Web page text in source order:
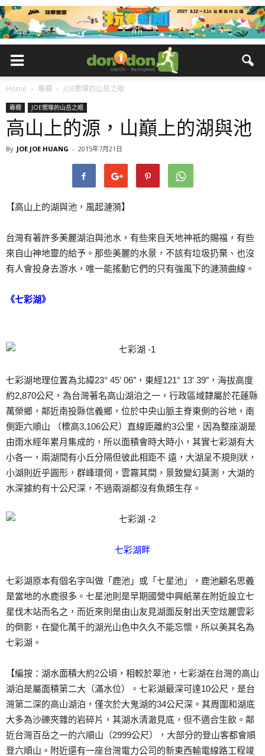
Home 專欄 JOE嚮導的山岳之眼
專欄 JOE嚮導的山岳之眼
高山上的源，山巔上的湖與池
By JOE JOE HUANG - 2015年7月21日
【高山上的湖與池，風起漣漪】
台灣有著許多美麗湖泊與池水，有些來自天地神祇的賜福，有些
來自山神地靈的給予。那些美麗的水景，不該有垃圾扔棄、也沒
有人會投身去游水，唯一能搖動它們的只有強風下的漣漪曲線。
《七彩湖》
七彩湖地理位置為北緯23° 45′ 06″，東經121° 13′ 39″，海拔高度
約2,870公尺，為台灣著名高山湖泊之一，行政區域隸屬於花蓮縣
萬榮鄉，鄰近南投縣信義鄉，位於中央山脈主脊東側的谷地，南
側距六順山 （標高3,106公尺）直線距離約3公里，因為整座湖是
由雨水經年累月集成的，所以面積會時大時小，其實七彩湖有大
小各一，兩湖間有小丘分隔但彼此相距不 遠，大湖呈不規則狀，
小湖則近乎圓形，群峰環伺，雲霧其間，景致變幻莫測，大湖的
水深據約有十公尺深，不過兩湖都沒有魚類生存。
七彩湖畔
七彩湖原本有個名字叫做「鹿池」或「七星池」，鹿池顧名思義
是當地的水鹿很多。七星池則是早期國營中興紙業在附近設立七
星伐木站而名之，而近來則是由山友見湖面反射出天空炫麗雲彩
的倒影，在變化萬千的湖光山色中久久不能忘懷，所以美其名為
七彩湖。
【編按：湖水面積大約2公頃，相較於翠池，七彩湖在台灣的高山
湖泊是屬面積第二大（滿水位）。七彩湖最深可達10公尺，是台
灣第二深的高山湖泊，僅次於大鬼湖的34公尺深。其周圍和湖底
大多為沙礫夾雜的岩碎片，其湖水清澈見底，但不適合生飲。鄰
近台灣百岳之一的六順山（2999公尺），大部分的登山客都會順
登六順山。附近還有一座台灣電力公司的新東西輸電線路工程竣